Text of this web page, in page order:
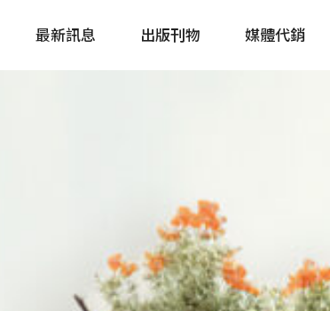
最新訊息 出版刊物
戶外探索 Outside
主題書籍
媒體代銷